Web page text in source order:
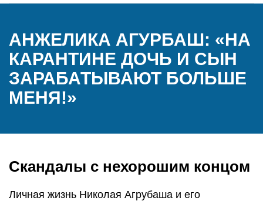
АНЖЕЛИКА АГУРБАШ: «НА
КАРАНТИНЕ ДОЧЬ И СЫН
ЗАРАБАТЫВАЮТ БОЛЬШЕ
МЕНЯ!»
Скандалы с нехорошим концом
Личная жизнь Николая Агрубаша и его